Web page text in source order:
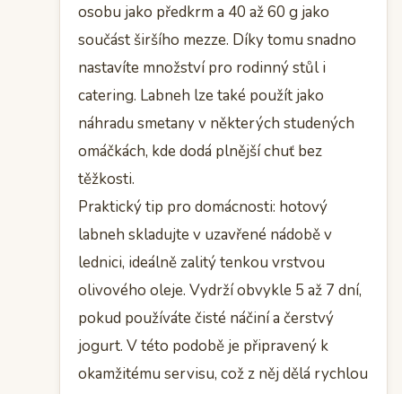
osobu jako předkrm a 40 až 60 g jako
součást širšího mezze. Díky tomu snadno
nastavíte množství pro rodinný stůl i
catering. Labneh lze také použít jako
náhradu smetany v některých studených
omáčkách, kde dodá plnější chuť bez
těžkosti.
Praktický tip pro domácnosti: hotový
labneh skladujte v uzavřené nádobě v
lednici, ideálně zalitý tenkou vrstvou
olivového oleje. Vydrží obvykle 5 až 7 dní,
pokud používáte čisté náčiní a čerstvý
jogurt. V této podobě je připravený k
okamžitému servisu, což z něj dělá rychlou